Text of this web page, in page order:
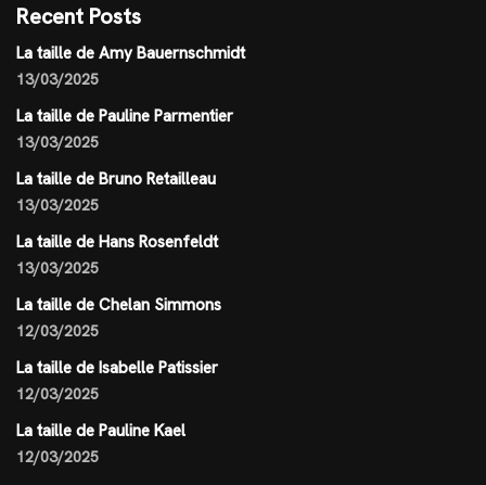
Recent Posts
La taille de Amy Bauernschmidt
13/03/2025
La taille de Pauline Parmentier
13/03/2025
La taille de Bruno Retailleau
13/03/2025
La taille de Hans Rosenfeldt
13/03/2025
La taille de Chelan Simmons
12/03/2025
La taille de Isabelle Patissier
12/03/2025
La taille de Pauline Kael
12/03/2025